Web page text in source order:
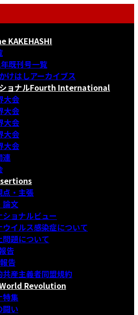
KAKEHASHI
既刊号一覧
けはしアーカイブス
ョナルFourth International
大会
大会
大会
大会
大会
連
点・主張
論文
ョナルビュー
イルス感染症について
題について
告
告
共産主義者同盟規約
Revolution
特集
闘い